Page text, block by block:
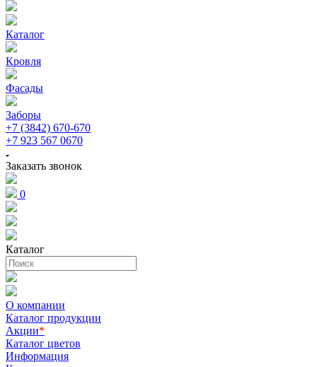
Каталог
Кровля
Фасады
Заборы
+7 (3842) 670-670
+7 923 567 0670
Заказать звонок
0
Каталог
О компании
Каталог продукции
Акции*
Каталог цветов
Информация